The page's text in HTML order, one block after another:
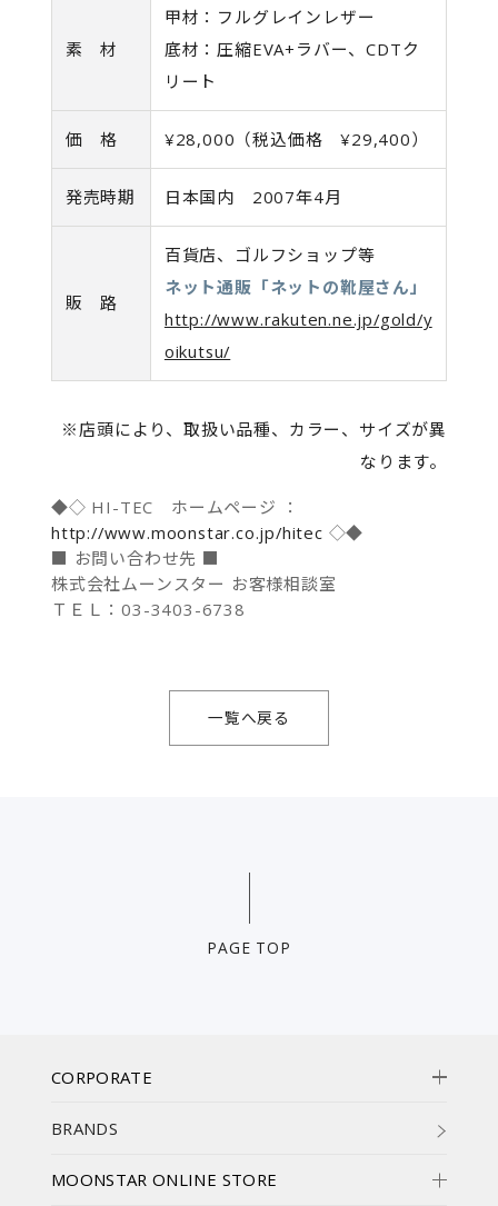
素 材
甲材：フルグレインレザー
底材：圧縮EVA+ラバー、CDTク
リート
価 格 ¥28,000（税込価格 ¥29,400）
発売時期 日本国内 2007年4月
販 路
百貨店、ゴルフショップ等
ネット通販「ネットの靴屋さん」
http://www.rakuten.ne.jp/gold/y
oikutsu/
※店頭により、取扱い品種、カラー、サイズが異
なります。
◆◇ HI-TEC ホームページ ：
http://www.moonstar.co.jp/hitec ◇◆
■ お問い合わせ先 ■
株式会社ムーンスター お客様相談室
ＴＥＬ：03-3403-6738
一覧へ戻る
PAGE TOP
CORPORATE
BRANDS
MOONSTAR ONLINE STORE